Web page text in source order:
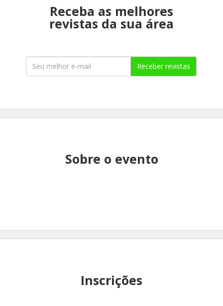
Receba as melhores
revistas da sua área
Receber revistas
Sobre o evento
Inscrições